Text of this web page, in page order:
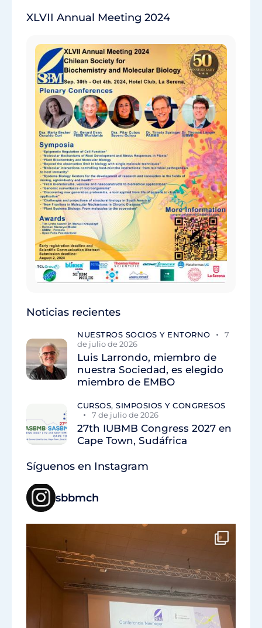
XLVII Annual Meeting 2024
Noticias recientes
NUESTROS SOCIOS Y ENTORNO
7
de julio de 2026
Luis Larrondo, miembro de
nuestra Sociedad, es elegido
miembro de EMBO
CURSOS, SIMPOSIOS Y CONGRESOS
7 de julio de 2026
27th IUBMB Congress 2027 en
Cape Town, Sudáfrica
Síguenos en Instagram
sbbmch